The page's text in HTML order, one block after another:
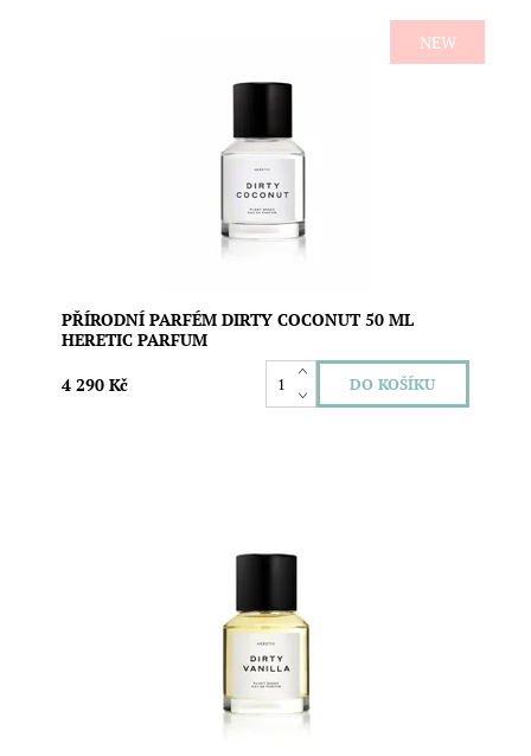
NEW
Luxusní přírodní parfém s aromaterapeutickým efektem
santalového dřeva s afrodiziakálním a antistresovým
působením. Bez obsahu ftalátů, formaldehydu,...
Skladem
Heretic Parfum
PŘÍRODNÍ PARFÉM DIRTY COCONUT 50 ML
HERETIC PARFUM
4 290 Kč
Luxusní 100% přírodní parfém s aromaterapeutickým
vanilky s tóny ambry, santalového dřeva a koriandru pro
prohloubení smyslnosti a sebelásky. Bez...
Heretic Parfum